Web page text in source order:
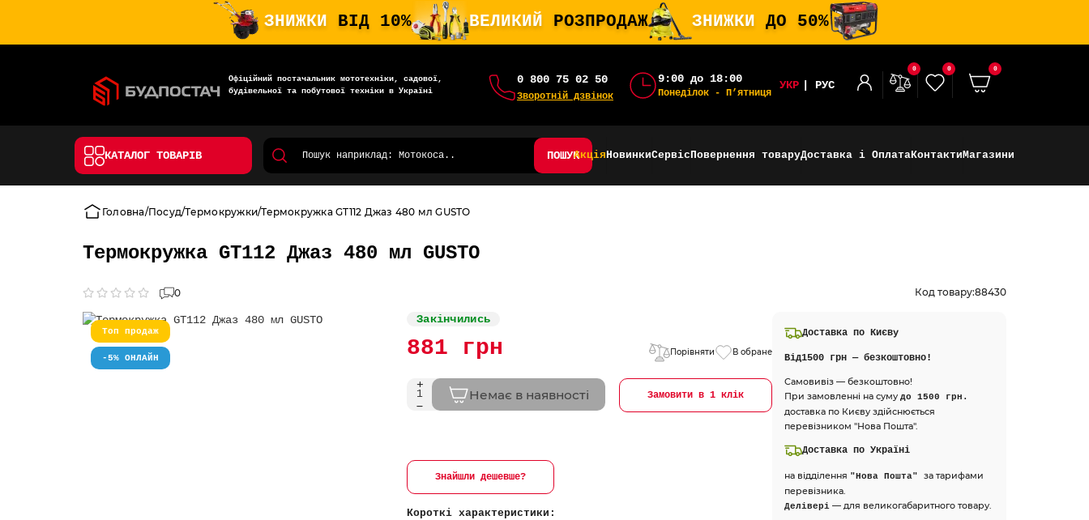
ЗНИЖКИ ВІД 10% ВЕЛИКИЙ РОЗПРОДАЖ ЗНИЖКИ ДО 50%
Офіційний постачальник мототехніки, садової,
будівельної та побутової техніки в Україні
0 800 75 02 50
Зворотній дзвінок
9:00 до 18:00
Понеділок - П’ятниця
УКР РУС
0 0 0
КАТАЛОГ ТОВАРІВ ПОШУКАкціяНовинкиСервісПовернення товаруДоставка і ОплатаКонтактиМагазини
Головна Посуд Термокружки Термокружка GT112 Джаз 480 мл GUSTO
Термокружка GT112 Джаз 480 мл GUSTO
0 Код товару:88430
Топ продаж
-5% ОНЛАЙН
Закінчились
881 грн Порівняти В обране
Немає в наявності Замовити в 1 клік
Знайшли дешевше?
Короткі характеристики:
Доставка по Києву
Від1500 грн — безкоштовно!
Самовивіз — безкоштовно!
При замовленні на суму до 1500 грн.
доставка по Києву здійснюється
перевізником "Нова Пошта".
Доставка по Україні
на відділення "Нова Пошта" за тарифами
перевізника.
Делівері— для великогабаритного товару.